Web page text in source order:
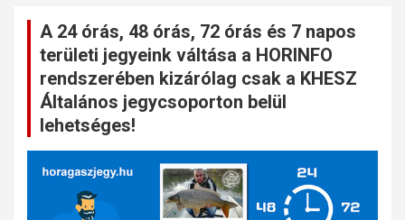
A 24 órás, 48 órás, 72 órás és 7 napos
területi jegyeink váltása a HORINFO
rendszerében kizárólag csak a KHESZ
Általános jegycsoporton belül
lehetséges!